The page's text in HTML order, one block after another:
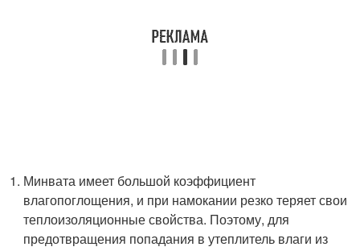
Минвата имеет большой коэффициент
влагопоглощения, и при намокании резко теряет свои
теплоизоляционные свойства. Поэтому, для
предотвращения попадания в утеплитель влаги из